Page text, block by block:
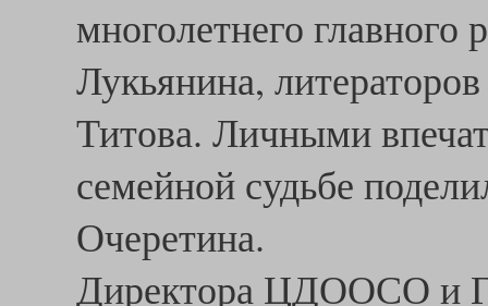
многолетнего главного
Лукьянина,
Титова. Личными
семейной судьбе
Очеретина.
Директора ЦДООСО и